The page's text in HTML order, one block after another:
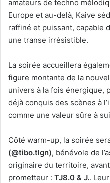
amateurs de techno
Europe et au-delà, Kaive
raffiné et puissant, capable
une transe irrésistible.
La soirée accueillera
figure montante de la
univers à la fois énergique,
déjà conquis des scènes à
comme une valeur sûre à
Côté warm-up, la soirée
(@tibo.tlgn), bénévole de
originaire du territoire,
prometteur : TJ8.0 & J..